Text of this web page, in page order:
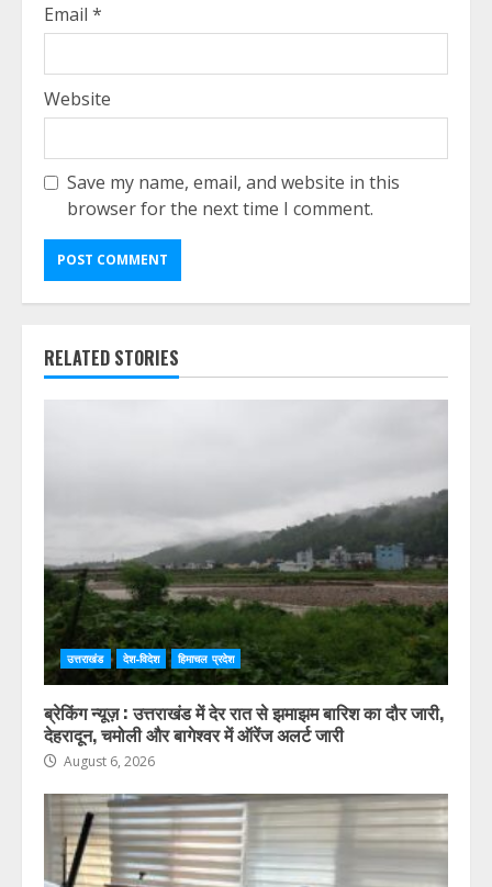
Email *
Website
Save my name, email, and website in this
browser for the next time I comment.
RELATED STORIES
उत्तराखंड देश-विदेश हिमाचल प्रदेश
ब्रेकिंग न्यूज़ : उत्तराखंड में देर रात से झमाझम बारिश का दौर जारी,
देहरादून, चमोली और बागेश्वर में ऑरेंज अलर्ट जारी
August 6, 2026